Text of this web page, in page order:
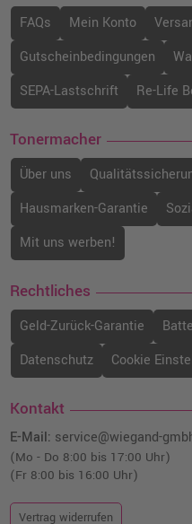
FAQs Mein Konto
Gutscheinbedingungen
SEPA-Lastschrift
Re-Life
Tonermacher
Über uns
Hausmarken-Garantie
Mit uns werben!
Rechtliches
Geld-Zurück-Garantie
Datenschutz
Cookie
Kontakt
E-Mail: service@wiegand-
(Mo - Do 8:00 bis 17:00 Uhr)
(Fr 8:00 bis 16:00 Uhr)
Vertrag widerrufen